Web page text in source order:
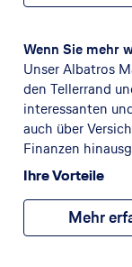
Wenn Sie mehr
Unser Albatros
den Tellerrand
interessanten
auch über
Finanzen
Ihre Vorteile
Mehr